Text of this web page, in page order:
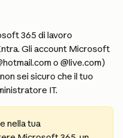
365 di lavoro
Gli account Microsoft
o @live.com)
sei sicuro che il tuo
IT.
nella tua